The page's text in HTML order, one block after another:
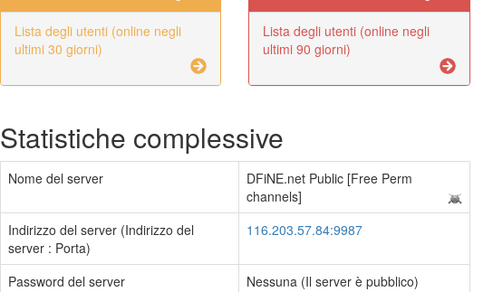
Lista degli utenti (online negli
ultimi 30 giorni)
Lista degli utenti (online negli
ultimi 90 giorni)
Statistiche complessive
Nome del server
DFiNE.net Public [Free Perm
channels]
Indirizzo del server (Indirizzo del
server : Porta)
116.203.57.84:9987
Password del server Nessuna (Il server è pubblico)